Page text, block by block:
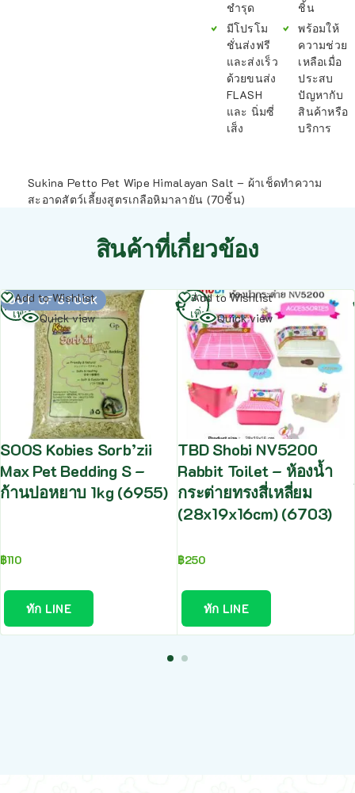
ชำรุด
มีโปรโม
ชั่นส่งฟรี
และส่งเร็ว
ด้วยขนส่ง
FLASH
และ นิ่มซี่
เส็ง
ชิ้น
พร้อมให้
ความช่วย
เหลือเมื่อ
ประสบ
ปัญหากับ
สินค้าหรือ
บริการ
Sukina Petto Pet Wipe Himalayan Salt – ผ้าเช็ดทำความ
สะอาดสัตว์เลี้ยงสูตรเกลือหิมาลายัน (70ชิ้น)
สินค้าที่เกี่ยวข้อง
OUT OF STOCK
Add to Wishlist
Quick view
SOOS Kobies Sorb’zii
Max Pet Bedding S –
ก้านปอหยาบ 1kg (6955)
฿110
ทัก LINE
อ่าน
เพิ่ม
Add to Wishlist
Quick view
TBD Shobi NV5200
Rabbit Toilet – ห้องน้ำ
กระต่ายทรงสี่เหลี่ยม
(28x19x16cm) (6703)
฿250
ทัก LINE
อ่าน
เพิ่ม